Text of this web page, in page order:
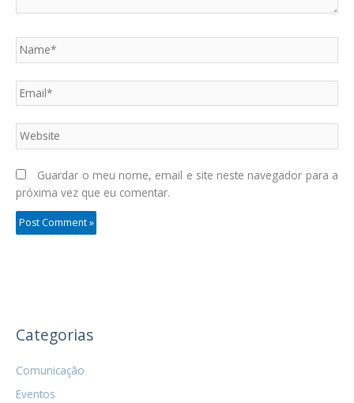
Categorias
Comunicação
Eventos
Name*
Email*
Website
Guardar o meu nome, email e site neste navegador para a
próxima vez que eu comentar.